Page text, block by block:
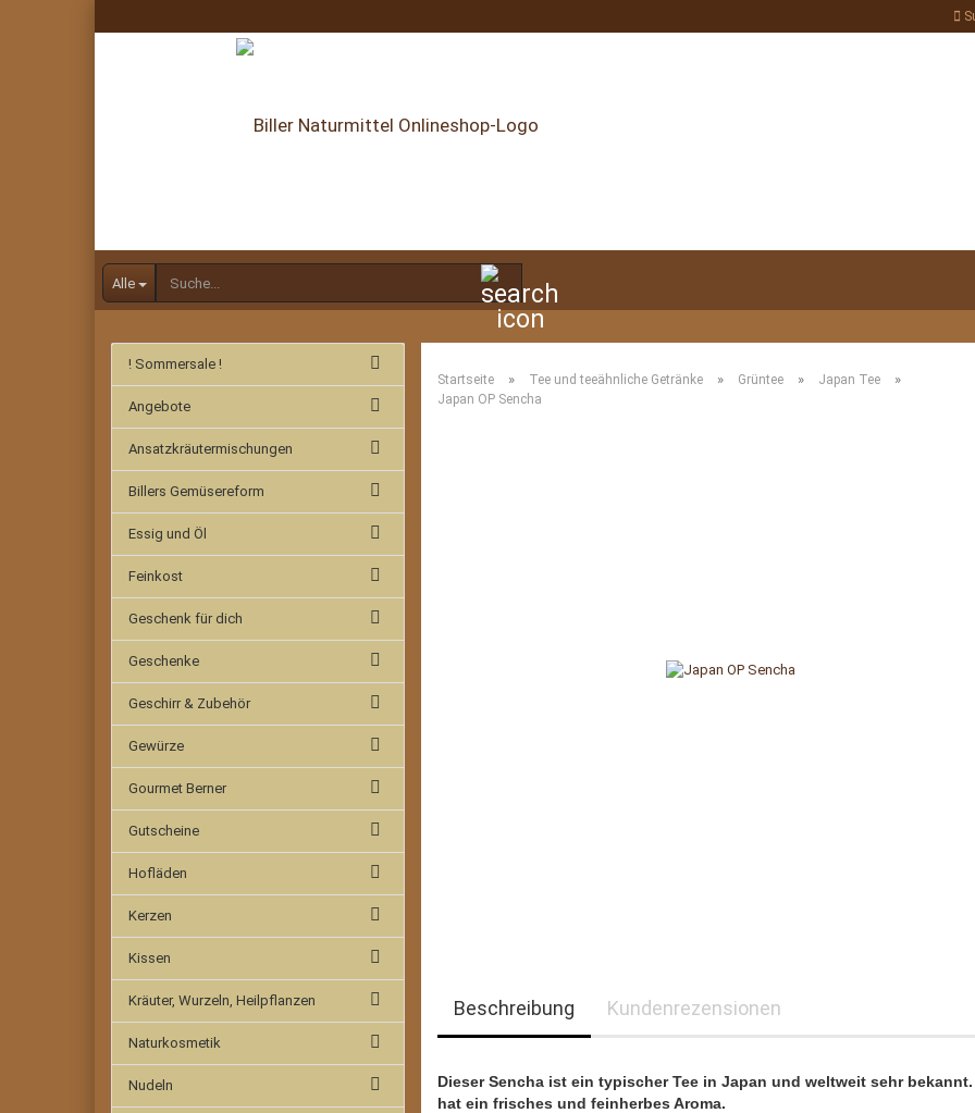
Alle
Startseite » Tee und teeähnliche Getränke » Grüntee » Japan Tee »
Japan OP Sencha
Beschreibung Kundenrezensionen
Dieser Sencha ist ein typischer Tee in Japan und weltweit sehr bekannt.
hat ein frisches und feinherbes Aroma.
! Sommersale !
Angebote
Ansatzkräutermischungen
Billers Gemüsereform
Essig und Öl
Feinkost
Geschenk für dich
Geschenke
Geschirr & Zubehör
Gewürze
Gourmet Berner
Gutscheine
Hofläden
Kerzen
Kissen
Kräuter, Wurzeln, Heilpflanzen
Naturkosmetik
Nudeln